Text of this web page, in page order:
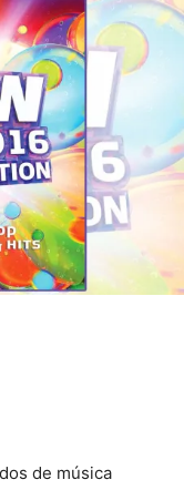
de música